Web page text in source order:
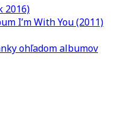
2016)
I’m With You (2011)
ohľadom albumov